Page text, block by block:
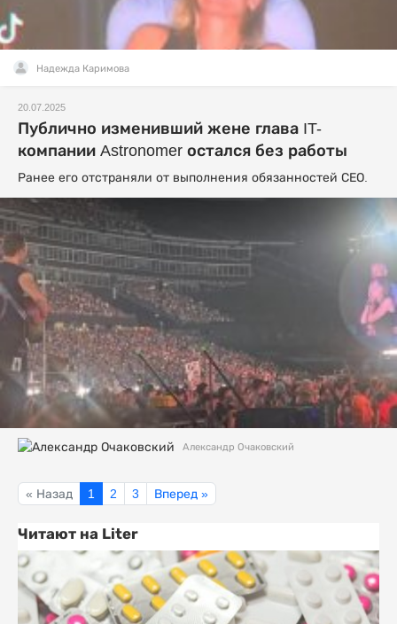
Надежда Каримова
20.07.2025
Публично изменивший жене глава IT-
компании Astronomer остался без работы
Ранее его отстраняли от выполнения обязанностей СЕО.
Александр Очаковский
« Назад 1 2 3 Вперед »
Читают на Liter